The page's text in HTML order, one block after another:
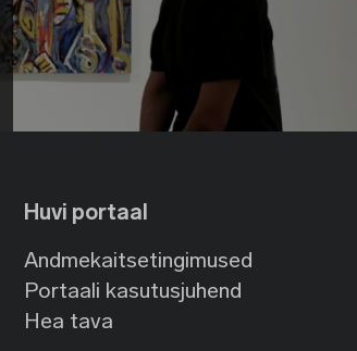
Huvi portaal
Andmekaitsetingimused
Portaali kasutusjuhend
Hea tava